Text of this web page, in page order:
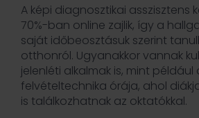
A képi diagnosztikai asszisztens
70%-ban online zajlik, így a
saját időbeosztásuk szerint
otthonról. Ugyanakkor vannak
jelenléti alkalmak is, mint például
felvételtechnika órája, ahol
is találkozhatnak az oktatókkal.